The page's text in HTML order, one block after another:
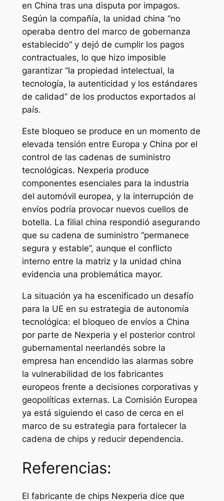
en China tras una disputa por impagos.
Según la compañía, la unidad china “no
operaba dentro del marco de gobernanza
establecido” y dejó de cumplir los pagos
contractuales, lo que hizo imposible
garantizar “la propiedad intelectual, la
tecnología, la autenticidad y los estándares
de calidad” de los productos exportados al
país.
Este bloqueo se produce en un momento de
elevada tensión entre Europa y China por el
control de las cadenas de suministro
tecnológicas. Nexperia produce
componentes esenciales para la industria
del automóvil europea, y la interrupción de
envíos podría provocar nuevos cuellos de
botella. La filial china respondió asegurando
que su cadena de suministro “permanece
segura y estable”, aunque el conflicto
interno entre la matriz y la unidad china
evidencia una problemática mayor.
La situación ya ha escenificado un desafío
para la UE en su estrategia de autonomía
tecnológica: el bloqueo de envíos a China
por parte de Nexperia y el posterior control
gubernamental neerlandés sobre la
empresa han encendido las alarmas sobre
la vulnerabilidad de los fabricantes
europeos frente a decisiones corporativas y
geopolíticas externas. La Comisión Europea
ya está siguiendo el caso de cerca en el
marco de su estrategia para fortalecer la
cadena de chips y reducir dependencia.
Referencias:
El fabricante de chips Nexperia dice que